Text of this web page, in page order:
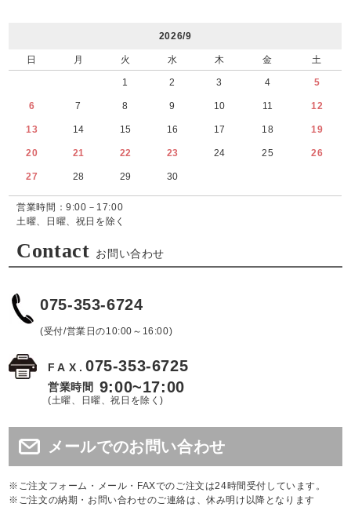
2026/9
日 月 火 水 木 金 土
1 2 3 4 5
6 7 8 9 10 11 12
13 14 15 16 17 18 19
20 21 22 23 24 25 26
27 28 29 30
営業時間：9:00－17:00
土曜、日曜、祝日を除く
Contact お問い合わせ
075-353-6724
(受付/営業日の10:00～16:00)
FAX.075-353-6725
営業時間 9:00~17:00
(土曜、日曜、祝日を除く)
メールでのお問い合わせ
※ご注文フォーム・メール・FAXでのご注文は24時間受付しています。
※ご注文の納期・お問い合わせのご連絡は、休み明け以降となります